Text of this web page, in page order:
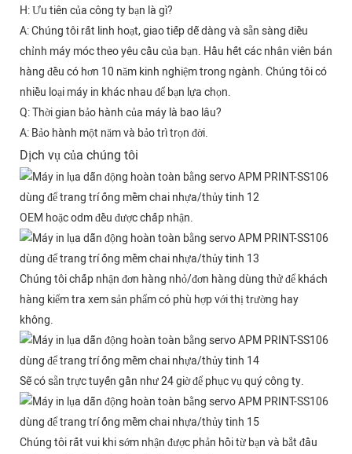
H: Ưu tiên của công ty bạn là gì?
A: Chúng tôi rất linh hoạt, giao tiếp dễ dàng và sẵn sàng điều
chỉnh máy móc theo yêu cầu của bạn. Hầu hết các nhân viên bán
hàng đều có hơn 10 năm kinh nghiệm trong ngành. Chúng tôi có
nhiều loại máy in khác nhau để bạn lựa chọn.
Q: Thời gian bảo hành của máy là bao lâu?
A: Bảo hành một năm và bảo trì trọn đời.
Dịch vụ của chúng tôi
OEM hoặc odm đều được chấp nhận.
Chúng tôi chấp nhận đơn hàng nhỏ/đơn hàng dùng thử để khách
hàng kiểm tra xem sản phẩm có phù hợp với thị trường hay
không.
Sẽ có sẵn trực tuyến gần như 24 giờ để phục vụ quý công ty.
Chúng tôi rất vui khi sớm nhận được phản hồi từ bạn và bắt đầu